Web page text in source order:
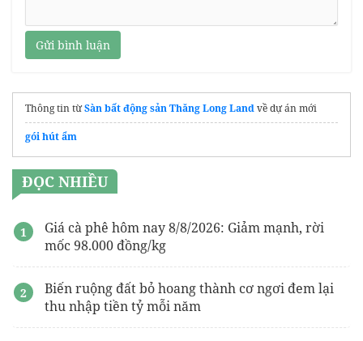
Gửi bình luận
Thông tin từSàn bất động sản Thăng Long Landvề dự án mới
gói hút ẩm
ĐỌC NHIỀU
Giá cà phê hôm nay 8/8/2026: Giảm mạnh, rời
mốc 98.000 đồng/kg
Biến ruộng đất bỏ hoang thành cơ ngơi đem lại
thu nhập tiền tỷ mỗi năm